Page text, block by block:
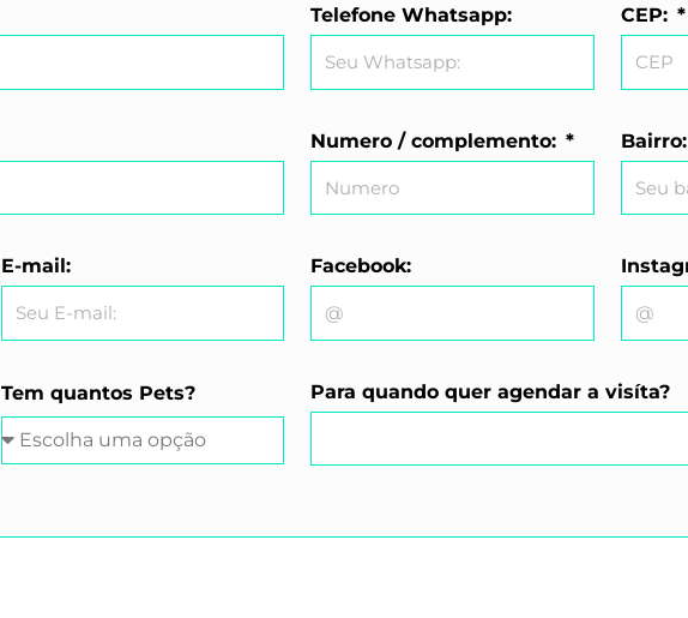
Telefone Whatsapp: CEP:
Numero / complemento: Bairro:
E-mail: Facebook:
Tem quantos Pets? Para quando quer agendar a visíta?